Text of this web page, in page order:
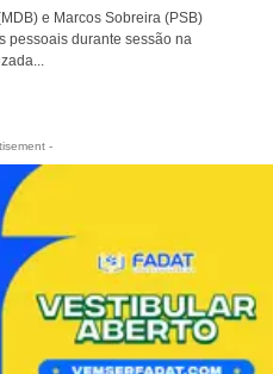
e Marcos Sobreira (PSB)
pessoais durante sessão na
-